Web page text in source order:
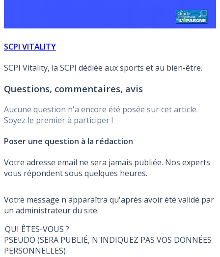
SCPI VITALITY
SCPI Vitality, la SCPI dédiée aux sports et au bien-être.
Questions, commentaires, avis
Aucune question n'a encore été posée sur cet article.
Soyez le premier à participer !
Poser une question à la rédaction
Votre adresse email ne sera jamais publiée. Nos experts
vous répondent sous quelques heures.
Votre message n'apparaîtra qu'après avoir été validé par
un administrateur du site.
QUI ÊTES-VOUS ?
PSEUDO (SERA PUBLIÉ, N'INDIQUEZ PAS VOS DONNÉES
PERSONNELLES)